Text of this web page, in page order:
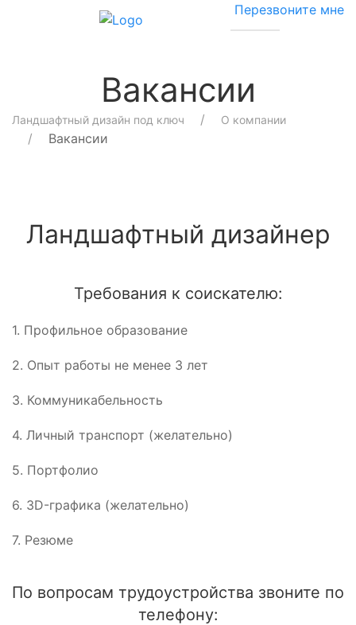
Перезвоните мне
Вакансии
Ландшафтный дизайн под ключ О компании
Вакансии
Ландшафтный дизайнер
Требования к соискателю:
1. Профильное образование
2. Опыт работы не менее 3 лет
3. Коммуникабельность
4. Личный транспорт (желательно)
5. Портфолио
6. 3D-графика (желательно)
7. Резюме
По вопросам трудоустройства звоните по
телефону: